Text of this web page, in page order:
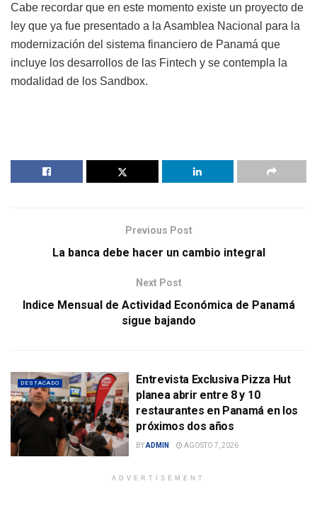
Cabe recordar que en este momento existe un proyecto de
ley que ya fue presentado a la Asamblea Nacional para la
modernización del sistema financiero de Panamá que
incluye los desarrollos de las Fintech y se contempla la
modalidad de los Sandbox.
Previous Post
La banca debe hacer un cambio integral
Next Post
Indice Mensual de Actividad Económica de Panamá
sigue bajando
DESTACADO
Entrevista Exclusiva Pizza Hut
planea abrir entre 8 y 10
restaurantes en Panamá en los
próximos dos años
BYADMIN AGOSTO 7, 2026
ADVERTISEMENT